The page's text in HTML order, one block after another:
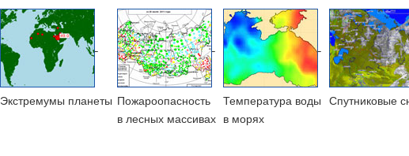
Экстремумы планеты Пожароопасность
в лесных массивах
Температура воды
в морях
Cпутниковые